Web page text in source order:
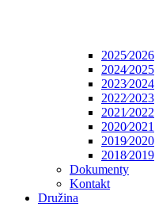
2025⁄2026
2024⁄2025
2023⁄2024
2022⁄2023
2021⁄2022
2020⁄2021
2019⁄2020
2018⁄2019
Dokumenty
Kontakt
Družina